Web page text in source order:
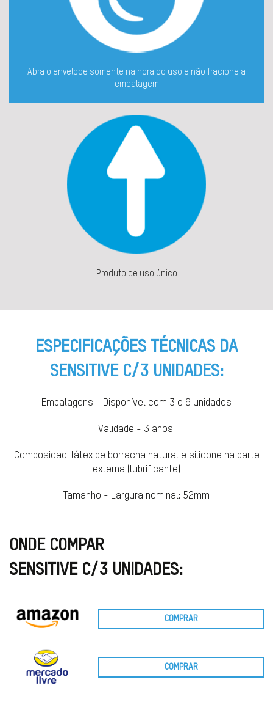
Abra o envelope somente na hora do uso e não fracione a
embalagem
Produto de uso único
ESPECIFICAÇÕES TÉCNICAS DA
SENSITIVE C/3 UNIDADES:
Embalagens - Disponível com 3 e 6 unidades
Validade - 3 anos.
Composicao: látex de borracha natural e silicone na parte
externa (lubrificante)
Tamanho - Largura nominal: 52mm
ONDE COMPAR
SENSITIVE C/3 UNIDADES:
COMPRAR
COMPRAR